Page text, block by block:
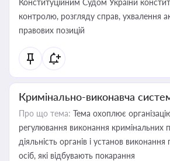
Конституційним Судом України
контролю, розгляду справ, ухвалення
правових позицій
Кримінально-виконавча
Про що тема: Тема охоплює
регулювання виконання кримінальних
діяльність органів і установ
осіб, які відбувають покарання